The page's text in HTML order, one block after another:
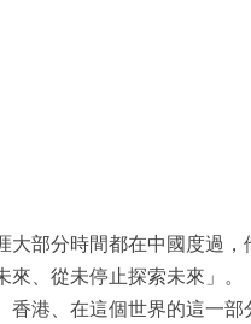
大部分時間都在中國度過，
來、從未停止探索未來」。
香港、在這個世界的這一